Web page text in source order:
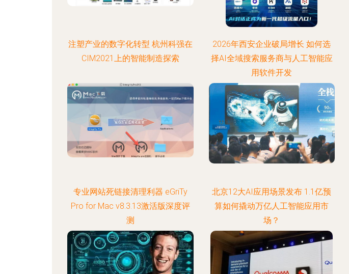
注塑产业的数字化转型 杭州科强在
CIM2021上的智能制造探索
2026年西安企业破局增长 如何选
择AI全域搜索服务商与人工智能应
用软件开发
专业网站死链接清理利器 eGriTy
Pro for Mac v8.3.13激活版深度评
测
北京12大AI应用场景发布 1.1亿预
算如何撬动万亿人工智能应用市
场？